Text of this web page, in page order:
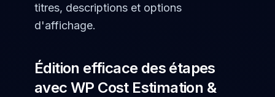
titres, descriptions et options
d'affichage.
Édition efficace des étapes
avec WP Cost Estimation &